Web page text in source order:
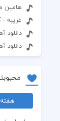
هامین
غریبه
دانلود
هفته